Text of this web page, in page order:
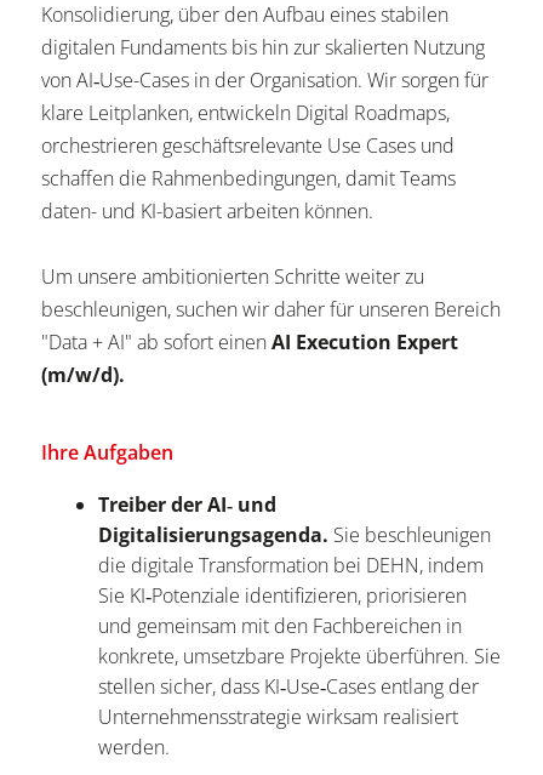
Konsolidierung, über den Aufbau eines stabilen
digitalen Fundaments bis hin zur skalierten Nutzung
von AI‑Use-Cases in der Organisation. Wir sorgen für
klare Leitplanken, entwickeln Digital Roadmaps,
orchestrieren geschäftsrelevante Use Cases und
schaffen die Rahmenbedingungen, damit Teams
daten- und KI-basiert arbeiten können.
Um unsere ambitionierten Schritte weiter zu
beschleunigen, suchen wir daher für unseren Bereich
"Data + AI" ab sofort einenAI Execution Expert
(m/w/d).
Ihre Aufgaben
Treiber der AI‑ und
Digitalisierungsagenda. Sie beschleunigen
die digitale Transformation bei DEHN, indem
Sie KI‑Potenziale identifizieren, priorisieren
und gemeinsam mit den Fachbereichen in
konkrete, umsetzbare Projekte überführen. Sie
stellen sicher, dass KI‑Use‑Cases entlang der
Unternehmensstrategie wirksam realisiert
werden.